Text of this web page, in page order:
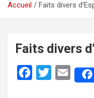
Accueil Faits divers
Faits divers
E